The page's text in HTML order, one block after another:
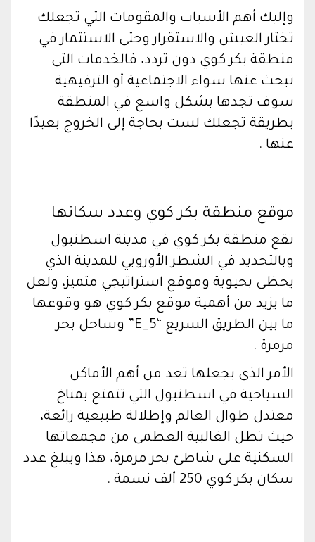
وإليك أهم الأسباب والمقومات التي تجعلك
تختار العيش والاستقرار وحتى الاستثمار في
منطقة بكر كوي دون تردد، فالخدمات التي
تبحث عنها سواء الاجتماعية أو الترفيهية
سوف تجدها بشكل واسع في المنطقة
بطريقة تجعلك لست بحاجة إلى الخروج بعيدًا
عنها .
موقع منطقة بكر كوي وعدد سكانها
تقع منطقة بكر كوي في مدينة اسطنبول
وبالتحديد في الشطر الأوروبي للمدينة الذي
يحظى بحيوية وموقع استراتيجي متميز، ولعل
ما يزيد من أهمية موقع بكر كوي هو وقوعها
ما بين الطريق السريع “E_5” وساحل بحر
مرمرة .
الأمر الذي يجعلها تعد من أهم الأماكن
السياحية في اسطنبول التي تتمتع بمناخ
معتدل طوال العالم وإطلالة طبيعية رائعة،
حيث تطل الغالبية العظمى من مجمعاتها
السكنية على شاطئ بحر مرمرة، هذا ويبلغ عدد
سكان بكر كوي 250 ألف نسمة .